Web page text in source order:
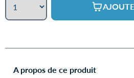
A propos de ce produit